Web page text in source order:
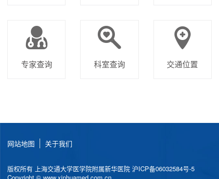
专家查询 科室查询 交通位置
网站地图 关于我们
版权所有 上海交通大学医学院附属新华医院 沪ICP备06032584号-5